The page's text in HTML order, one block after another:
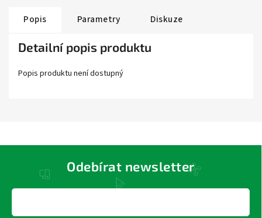
Popis Parametry Diskuze
Detailní popis produktu
Popis produktu není dostupný
Odebírat newsletter